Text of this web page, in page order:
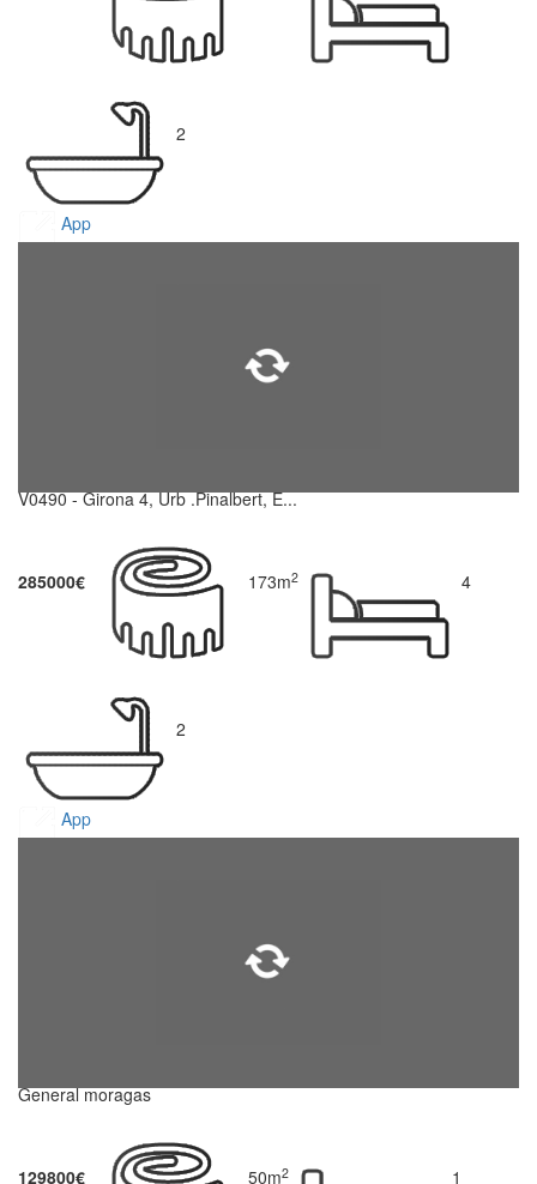
2
App
V0490 - Girona 4, Urb .Pinalbert, E...
285000€ 173m2 4
2
App
General moragas
129800€ 50m2 1